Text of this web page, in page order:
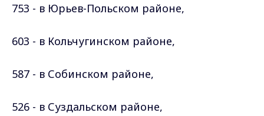
753 - в Юрьев-Польском районе,
603 - в Кольчугинском районе,
587 - в Собинском районе,
526 - в Суздальском районе,